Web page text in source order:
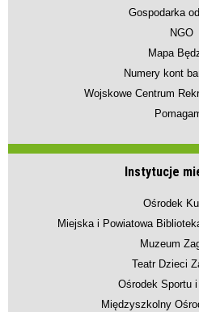
Gospodarka
NGO
Mapa
Numery kont
Wojskowe Centrum
Instytucje
Ośrodek
Miejska i Powiatowa
Muzeum
Teatr Dzieci
Ośrodek Sportu
Międzyszkolny